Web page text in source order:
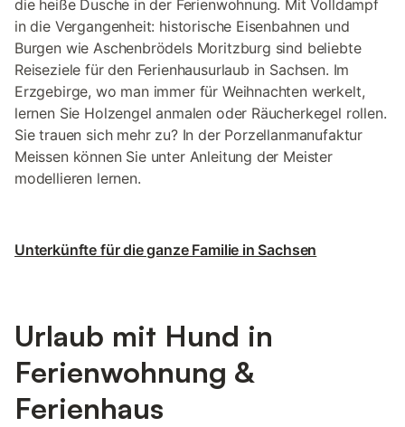
die heiße Dusche in der Ferienwohnung. Mit Volldampf
in die Vergangenheit: historische Eisenbahnen und
Burgen wie Aschenbrödels Moritzburg sind beliebte
Reiseziele für den Ferienhausurlaub in Sachsen. Im
Erzgebirge, wo man immer für Weihnachten werkelt,
lernen Sie Holzengel anmalen oder Räucherkegel rollen.
Sie trauen sich mehr zu? In der Porzellanmanufaktur
Meissen können Sie unter Anleitung der Meister
modellieren lernen.
Unterkünfte für die ganze Familie in Sachsen
Urlaub mit Hund in
Ferienwohnung &
Ferienhaus